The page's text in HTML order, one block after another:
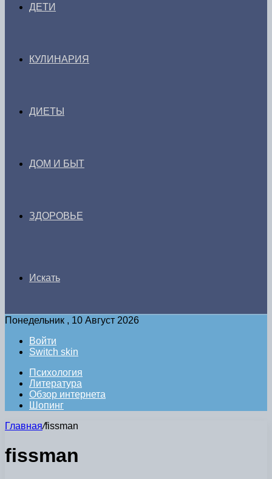
ДЕТИ
КУЛИНАРИЯ
ДИЕТЫ
ДОМ И БЫТ
ЗДОРОВЬЕ
Искать
Понедельник , 10 Август 2026
Войти
Switch skin
Психология
Литература
Обзор интернета
Шопинг
Главная/fissman
fissman